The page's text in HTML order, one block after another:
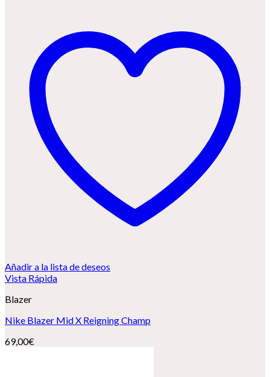
Añadir a la lista de deseos
Vista Rápida
Blazer
Nike Blazer Mid X Reigning Champ
69,00€